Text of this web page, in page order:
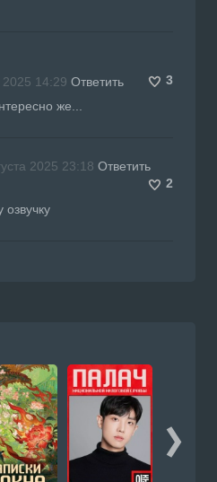
2025 14:29 Ответить
3
же...
2025 23:18 Ответить
2